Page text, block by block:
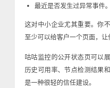
最近是否发生过异常事件。
这对中小企业尤其重要。你
至少可以给客户一个页面，让
咕咕监控的公开状态页可以
历史可用率、节点检测结果
是一种很轻的信任建设。